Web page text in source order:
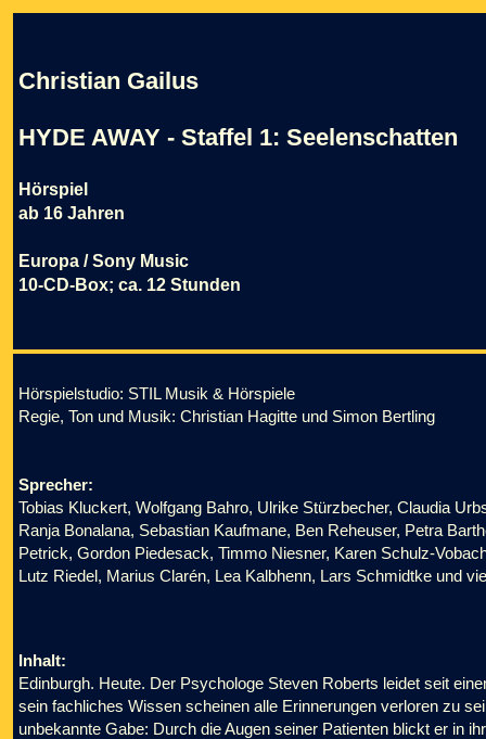
Christian Gailus
HYDE AWAY - Staffel 1: Seelenschatten
Hörspiel
ab 16 Jahren
Europa / Sony Music
10-CD-Box; ca. 12 Stunden
Hörspielstudio: STIL Musik & Hörspiele
Regie, Ton und Musik: Christian Hagitte und Simon Bertling
Sprecher:
Tobias Kluckert, Wolfgang Bahro, Ulrike Stürzbecher, Claudia
Ranja Bonalana, Sebastian Kaufmane, Ben Reheuser, Petra
Petrick, Gordon Piedesack, Timmo Niesner, Karen Schulz-
Lutz Riedel, Marius Clarén, Lea Kalbhenn, Lars Schmidtke und
Inhalt:
Edinburgh. Heute. Der Psychologe Steven Roberts leidet seit
sein fachliches Wissen scheinen alle Erinnerungen verloren zu
unbekannte Gabe: Durch die Augen seiner Patienten blickt er in